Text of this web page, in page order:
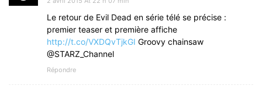
Le retour de Evil Dead en série télé se précise :
premier teaser et première affiche
http://t.co/VXDQvTjkGI Groovy chainsaw
@STARZ_Channel
Répondre